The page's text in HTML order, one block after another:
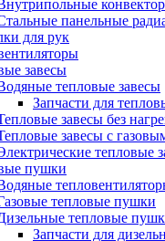
панельные
для рук
завесы
тепловые завесы
Запчасти для
завесы без
завесы с
тепловые
пушки
тепловые пушки
тепловые
Запчасти для